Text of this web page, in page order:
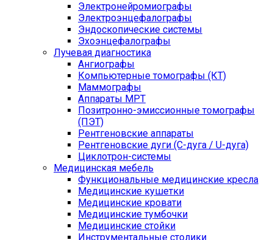
Электронейромиографы
Электроэнцефалографы
Эндоскопические системы
Эхоэнцефалографы
Лучевая диагностика
Ангиографы
Компьютерные томографы (КТ)
Маммографы
Аппараты МРТ
Позитронно-эмиссионные томографы
(ПЭТ)
Рентгеновские аппараты
Рентгеновские дуги (С-дуга / U-дуга)
Циклотрон-системы
Медицинская мебель
Функциональные медицинские кресла
Медицинские кушетки
Медицинские кровати
Медицинские тумбочки
Медицинские стойки
Инструментальные столики